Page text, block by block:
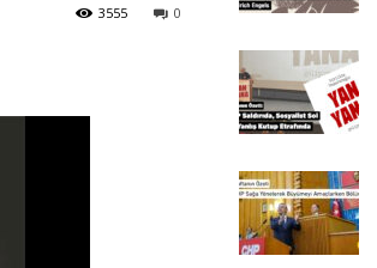
0
3555